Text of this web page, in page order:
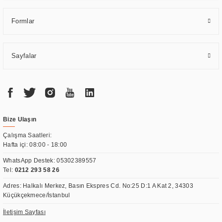
Formlar
Sayfalar
Bize Ulaşın
Çalışma Saatleri:
Hafta içi: 08:00 - 18:00
WhatsApp Destek:05302389557
Tel: 0212 293 58 26
Adres: Halkalı Merkez, Basın Ekspres Cd. No:25 D:1 A Kat 2, 34303
Küçükçekmece/İstanbul
İletişim Sayfası